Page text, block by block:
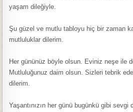
yaşam dileğiyle.
Şu güzel ve mutlu tabloyu hiç bir zaman
mutluluklar dilerim.
Her gününüz böyle olsun. Eviniz neşe ile
Mutluluğunuz daim olsun. Sizleri tebrik
dilerim.
Yaşantınızın her günü bugünkü gibi